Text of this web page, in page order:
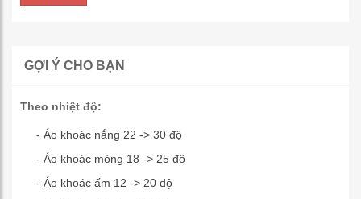
GỢI Ý CHO BẠN
Theo nhiệt độ:
- Áo khoác nắng 22 -> 30 độ
- Áo khoác mỏng 18 -> 25 độ
- Áo khoác ấm 12 -> 20 độ